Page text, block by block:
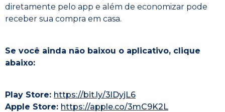
diretamente pelo app e além de economizar pode
receber sua compra em casa.
Se você ainda não baixou o aplicativo, clique
abaixo:
Play Store: https://bit.ly/3lDyjL6
Apple Store: https://apple.co/3mC9K2L